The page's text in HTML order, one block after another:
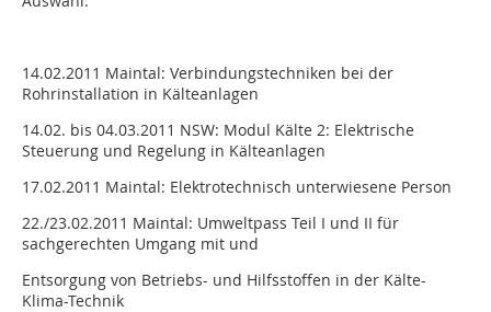
14.02.2011 Maintal: Verbindungstechniken bei der
Rohrinstallation in Kälteanlagen
14.02. bis 04.03.2011 NSW: Modul Kälte 2: Elektrische
Steuerung und Regelung in Kälteanlagen
17.02.2011 Maintal: Elektrotechnisch unterwiesene Person
22./23.02.2011 Maintal: Umweltpass Teil I und II für
sachgerechten Umgang mit und
Entsorgung von Betriebs- und Hilfsstoffen in der Kälte-
Klima-Technik